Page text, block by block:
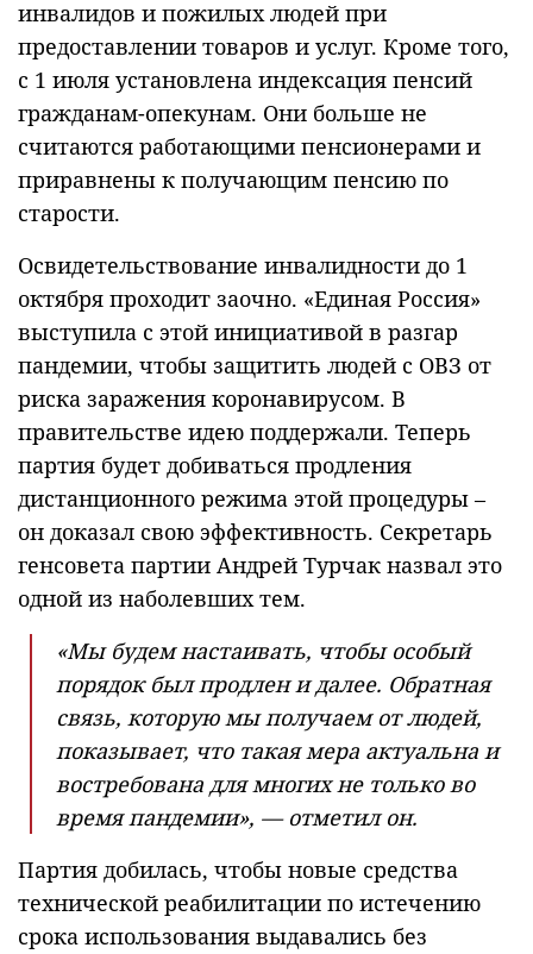
инвалидов и пожилых людей при
предоставлении товаров и услуг. Кроме того,
с 1 июля установлена индексация пенсий
гражданам-опекунам. Они больше не
считаются работающими пенсионерами и
приравнены к получающим пенсию по
старости.
Освидетельствование инвалидности до 1
октября проходит заочно. «Единая Россия»
выступила с этой инициативой в разгар
пандемии, чтобы защитить людей с ОВЗ от
риска заражения коронавирусом. В
правительстве идею поддержали. Теперь
партия будет добиваться продления
дистанционного режима этой процедуры –
он доказал свою эффективность. Секретарь
генсовета партии Андрей Турчак назвал это
одной из наболевших тем.
«Мы будем настаивать, чтобы особый
порядок был продлен и далее. Обратная
связь, которую мы получаем от людей,
показывает, что такая мера актуальна и
востребована для многих не только во
время пандемии», — отметил он.
Партия добилась, чтобы новые средства
технической реабилитации по истечению
срока использования выдавались без